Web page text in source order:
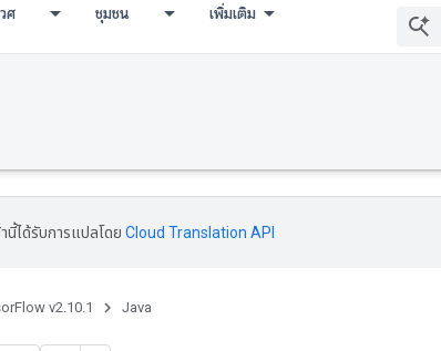
ศ ชุมชน เพิ่มเติม
นี้ได้รับการแปลโดย Cloud Translation API
v2.10.1 Java